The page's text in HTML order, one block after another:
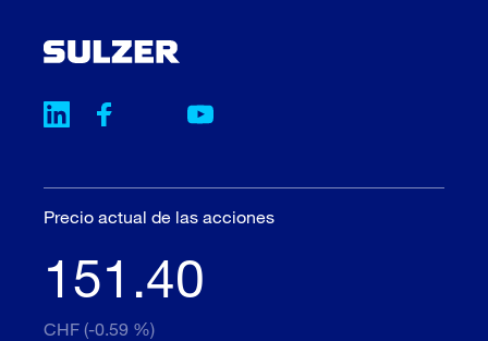
Precio actual de las acciones
151.40
CHF (-0.59 %)